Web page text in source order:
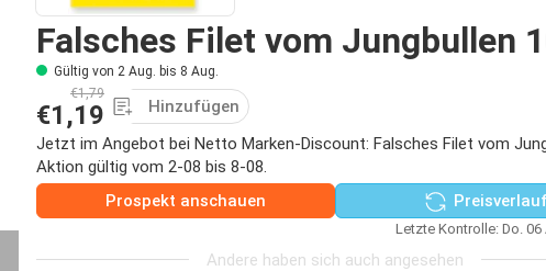
Falsches Filet vom Jungbullen
Gültig von 2 Aug. bis 8 Aug.
€1,79
€1,19
Hinzufügen
Jetzt im Angebot bei Netto Marken-Discount: Falsches Filet vom
Aktion gültig vom 2-08 bis 8-08.
Prospekt anschauen
Letzte Kontrolle: Do. 06
Andere haben sich auch angesehen